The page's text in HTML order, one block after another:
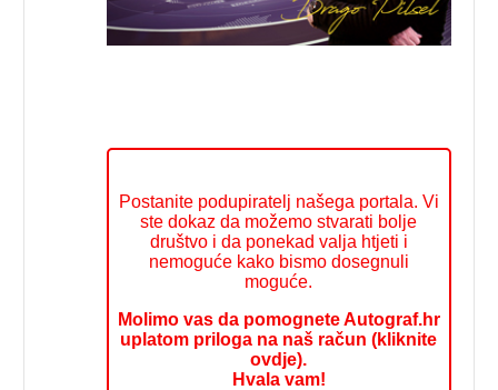
Postanite podupiratelj našega portala. Vi
ste dokaz da možemo stvarati bolje
društvo i da ponekad valja htjeti i
nemoguće kako bismo dosegnuli
moguće.
Molimo vas da pomognete Autograf.hr
uplatom priloga na naš račun (kliknite
ovdje).
Hvala vam!